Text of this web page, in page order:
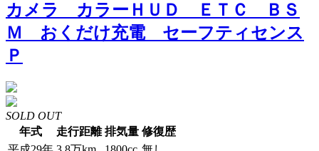
カメラ カラーＨＵＤ ＥＴＣ ＢＳ
Ｍ おくだけ充電 セーフティセンス
Ｐ
SOLD OUT
年式
走行距離 排気量 修復歴